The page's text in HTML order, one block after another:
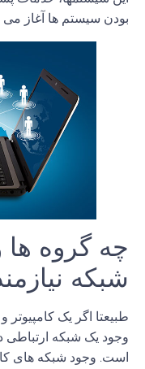
بودن سیستم ها آغاز می
چه گروه ها
شبکه
طبیعتا اگر یک کامپیوتر
وجود یک شبکهارتباطی
است. وجود شبکههای